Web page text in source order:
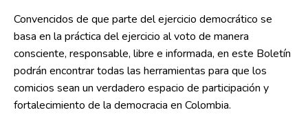
Convencidos de que parte del ejercicio democrático se
basa en la práctica del ejercicio al voto de manera
consciente, responsable, libre e informada, en este Boletín
podrán encontrar todas las herramientas para que los
comicios sean un verdadero espacio de participación y
fortalecimiento de la democracia en Colombia.